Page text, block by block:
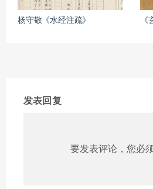
杨守敬《水经注疏》 《
发表回复
要发表评论，您必